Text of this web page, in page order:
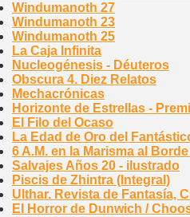
Windumanoth 27
Windumanoth 23
Windumanoth 25
La Caja Infinita
Nucleogénesis - Déuteros
Obscura 4. Diez Relatos
Mechacrónicas
Horizonte de Estrellas -
El Filo del Ocaso
La Edad de Oro del
6 A.M. en la Marisma al
Salvajes Años 20 - ilustrado
Piscis de Zhintra (Integral)
Ulthar. Revista de Fantasía,
El Horror de Dunwich /